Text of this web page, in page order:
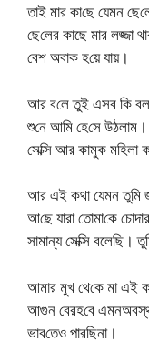
তাই মার কা‌ছে যেমন
ছে‌লের কাছে মা‌র লজ্জা
বেশ অবাক হ‌য়ে যায়।
আর ব‌লে তুই এসব কি
শু‌নে আ‌মি হে‌সে উঠলাম।
সেক্সি আর কামুক ম‌হিলা
আর এই কথা যেমন তু‌মি
আ‌ছে যারা তোমা‌কে
সামান্য সে‌ক্সি বলে‌ছি।
আমার মুখ থে‌কে মা এই
আগুন বেরহ‌বে
ভাব‌তেও পার‌ছিনা।